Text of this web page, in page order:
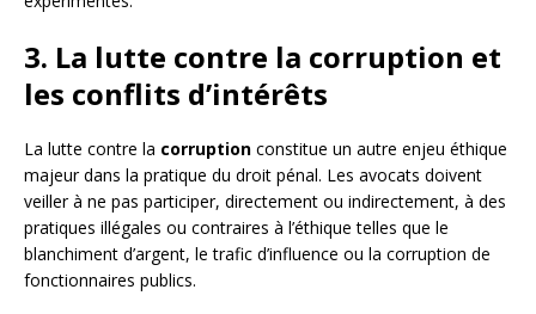
3. La lutte contre la corruption et
les conflits d’intérêts
La lutte contre la corruption constitue un autre enjeu éthique
majeur dans la pratique du droit pénal. Les avocats doivent
veiller à ne pas participer, directement ou indirectement, à des
pratiques illégales ou contraires à l’éthique telles que le
blanchiment d’argent, le trafic d’influence ou la corruption de
fonctionnaires publics.